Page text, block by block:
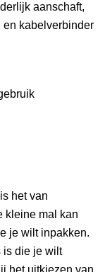
aanschaft,
en kabelverbinder
het van
kleine mal kan
je wilt inpakken.
is die je wilt
het uitkiezen van